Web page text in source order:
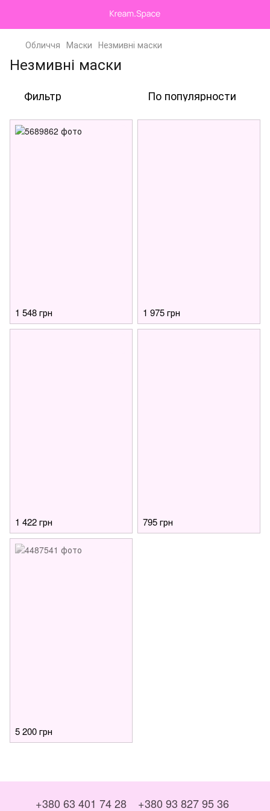
Обличчя Маски Незмивні маски
Незмивні маски
Фильтр По популярности
1 548 грн 1 975 грн
1 422 грн 795 грн
5 200 грн
+380 63 401 74 28 +380 93 827 95 36